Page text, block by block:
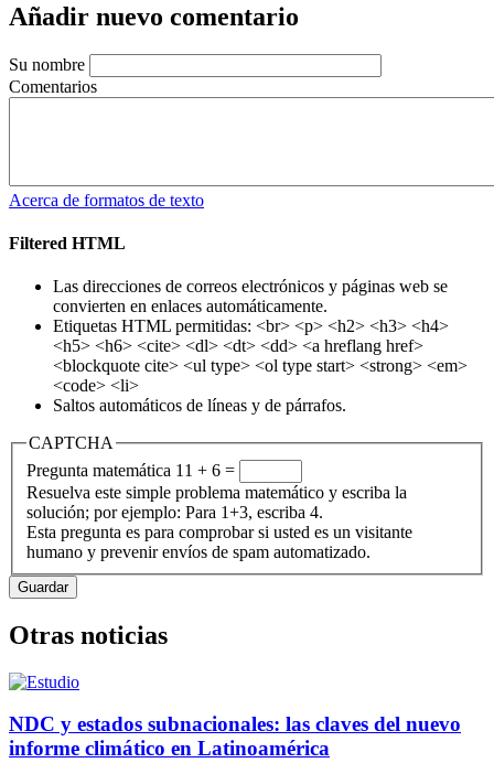
Añadir nuevo comentario
Su nombre
Comentarios
Acerca de formatos de texto
Filtered HTML
Las direcciones de correos electrónicos y páginas web se
convierten en enlaces automáticamente.
Etiquetas HTML permitidas: <br> <p> <h2> <h3> <h4>
<h5> <h6> <cite> <dl> <dt> <dd> <a hreflang href>
<blockquote cite> <ul type> <ol type start> <strong> <em>
<code> <li>
Saltos automáticos de líneas y de párrafos.
CAPTCHA
Pregunta matemática 11 + 6 =
Resuelva este simple problema matemático y escriba la
solución; por ejemplo: Para 1+3, escriba 4.
Esta pregunta es para comprobar si usted es un visitante
humano y prevenir envíos de spam automatizado.
Otras noticias
NDC y estados subnacionales: las claves del nuevo
informe climático en Latinoamérica